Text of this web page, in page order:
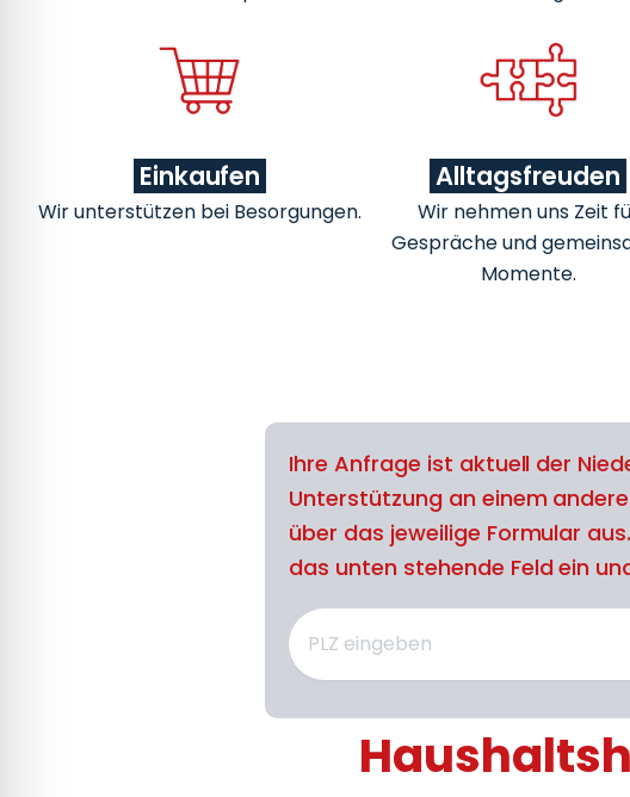
Einkaufen
Wir unterstützen bei Besorgungen.
Alltagsfreuden
Wir nehmen uns Zeit
Gespräche und
Momente.
Ihre Anfrage ist aktuell der
Unterstützung an einem
über das jeweilige Formular
das unten stehende Feld ein